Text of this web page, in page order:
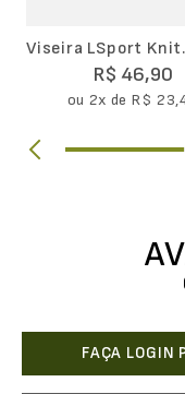
Viseira LSport Knit
R$ 46,90
ou 2x de R$ 23,